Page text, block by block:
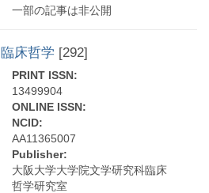
一部の記事は非公開
臨床哲学 [292]
PRINT ISSN:
13499904
ONLINE ISSN:
NCID:
AA11365007
Publisher:
大阪大学大学院文学研究科臨床
哲学研究室